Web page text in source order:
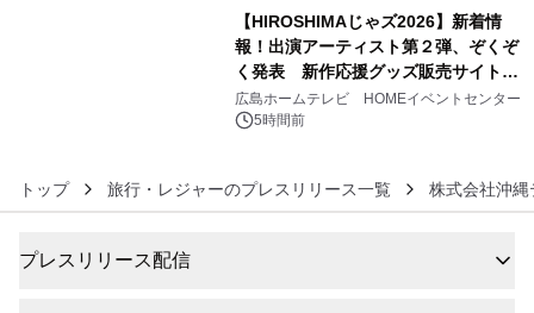
【HIROSHIMAじゃズ2026】新着情
報！出演アーティスト第２弾、ぞくぞ
く発表 新作応援グッズ販売サイトも
同時オープンします！
広島ホームテレビ HOMEイベントセンター
5時間前
トップ 旅行・レジャーのプレスリリース一覧 株式会社沖
プレスリリース配信